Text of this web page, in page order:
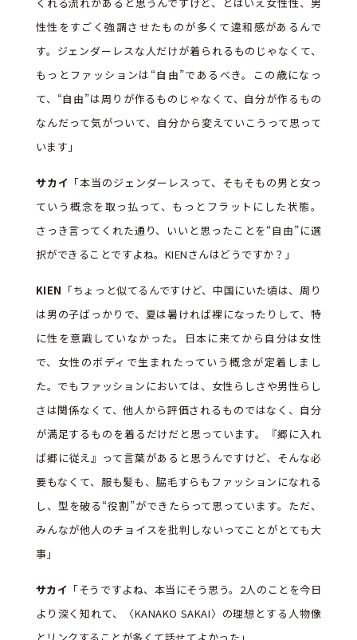
性性をすごく強調させたものが多くて違和感があるんで
す。ジェンダーレスな人だけが着られるものじゃなくて、
もっとファッションは“自由”であるべき。この歳になっ
て、“自由”は周りが作るものじゃなくて、自分が作るもの
なんだって気がついて、自分から変えていこうって思って
います」
サカイ 「本当のジェンダーレスって、そもそもの男と女っ
ていう概念を取っ払って、もっとフラットにした状態。
さっき言ってくれた通り、いいと思ったことを“自由”に選
択ができることですよね。KIENさんはどうですか？」
KIEN 「ちょっと似てるんですけど、中国にいた頃は、周り
は男の子ばっかりで、夏は暑ければ裸になったりして、特
に性を意識していなかった。日本に来てから自分は女性
で、女性のボディで生まれたっていう概念が定着しまし
た。でもファッションにおいては、女性らしさや男性らし
さは関係なくて、他人から評価されるものではなく、自分
が満足するものを着るだけだと思っています。『郷に入れ
ば郷に従え』って言葉があると思うんですけど、そんな必
要もなくて、服も髪も、脇毛すらもファッションになれる
し、型を破る“役割”ができたらって思っています。ただ、
みんなが他人のチョイスを批判しないってことがとても大
事」
サカイ 「そうですよね、本当にそう思う。2人のことを今日
より深く知れて、〈KANAKO SAKAI〉の理想とする人物像
とリンクすることが多くて話せてよかった」